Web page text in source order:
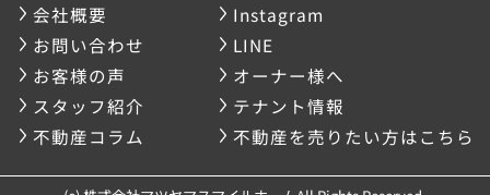
会社概要
Instagram
お問い合わせ
LINE
お客様の声
オーナー様へ
スタッフ紹介
テナント情報
不動産コラム
不動産を売りたい方はこちら